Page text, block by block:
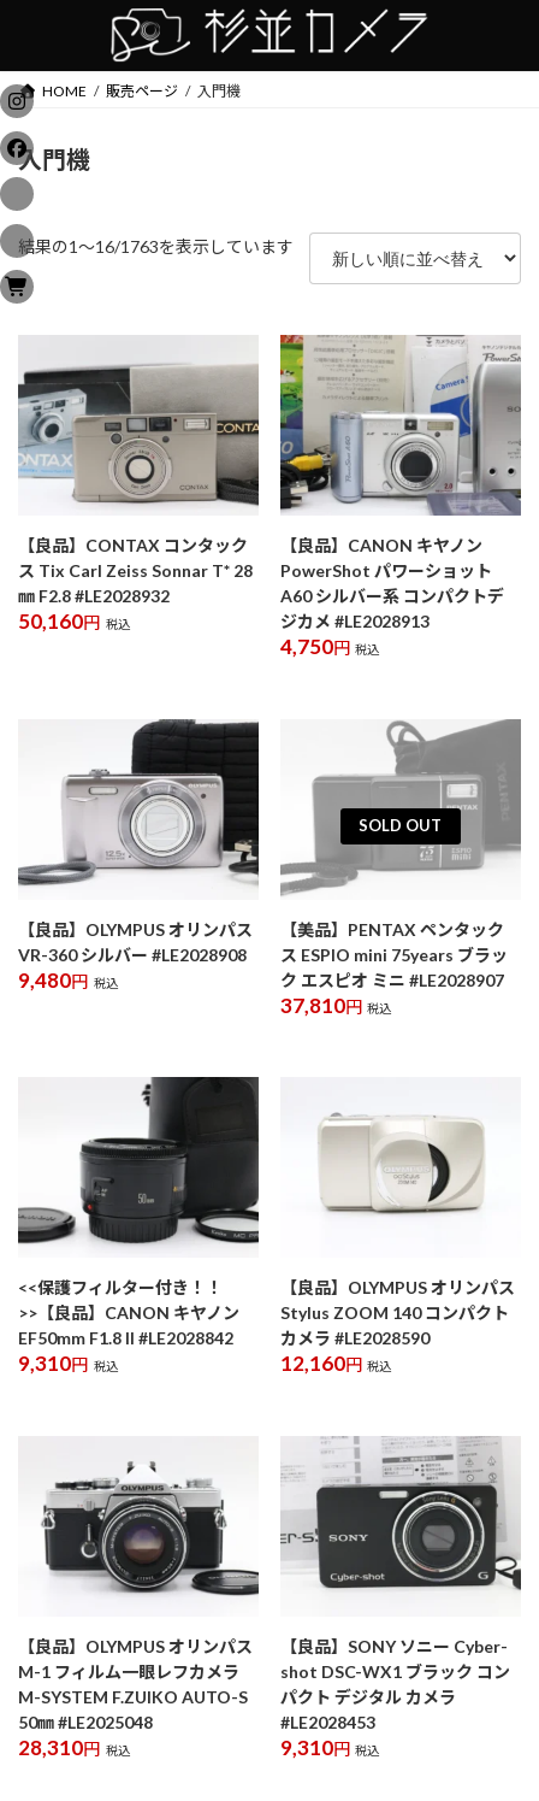
ン
ツ
へ
ス
キ
ッ
プ
ー
シ
ョ
ン
に
移
動
HOME 販売ページ 入門機
入門機
結果の1～16/1763を表示しています
【良品】CONTAX コンタック
ス Tix Carl Zeiss Sonnar T* 28
㎜ F2.8 #LE2028932
50,160円 税込
【良品】CANON キヤノン
PowerShot パワーショット
A60 シルバー系 コンパクトデ
ジカメ #LE2028913
4,750円 税込
【良品】OLYMPUS オリンパス
VR-360 シルバー #LE2028908
9,480円 税込
SOLD OUT
【美品】PENTAX ペンタック
ス ESPIO mini 75years ブラッ
ク エスピオ ミニ #LE2028907
37,810円 税込
<<保護フィルター付き！！
>>【良品】CANON キヤノン
EF50mm F1.8 II #LE2028842
9,310円 税込
【良品】OLYMPUS オリンパス
Stylus ZOOM 140 コンパクト
カメラ #LE2028590
12,160円 税込
【良品】OLYMPUS オリンパス
M-1 フィルム一眼レフカメラ
M-SYSTEM F.ZUIKO AUTO-S
50㎜ #LE2025048
28,310円 税込
【良品】SONY ソニー Cyber-
shot DSC-WX1 ブラック コン
パクト デジタル カメラ
#LE2028453
9,310円 税込